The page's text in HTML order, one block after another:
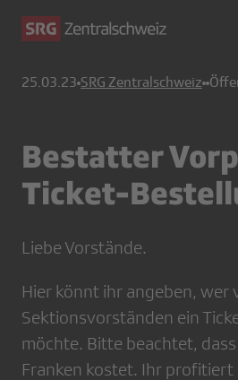
25.03.23 SRG Zentralschweiz
Bestatter
Ticket-
Liebe Vorstände.
Hier könnt ihr angeben, wer
Sektionsvorständen ein
möchte. Bitte beachtet,
Franken kostet. Ihr profitiert